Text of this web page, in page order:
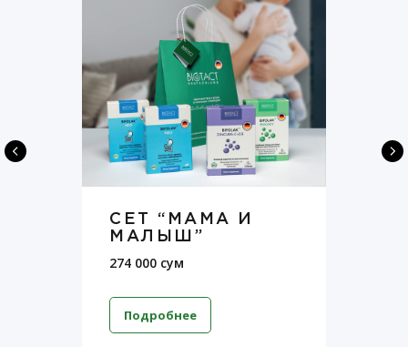
СЕТ “МАМА И
МАЛЫШ”
274 000 сум
Подробнее